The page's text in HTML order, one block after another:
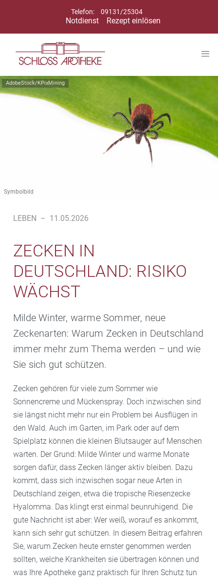
Telefon: 09131/25304
Notdienst Rezept einlösen
AdobeStock/KPixMining
Symbolbild
LEBEN – 11.05.2026
ZECKEN IN
DEUTSCHLAND: RISIKO
WÄCHST
Milde Winter, warme Sommer, neue
Zeckenarten: Warum Zecken in Deutschland
immer mehr zum Thema werden – und wie
Sie sich gut schützen.
Zecken gehören für viele zum Sommer wie
Sonnencreme und Mückenspray. Doch inzwischen sind
sie längst nicht mehr nur ein Problem bei Ausflügen in
den Wald. Auch im Garten, im Park oder auf dem
Spielplatz können die kleinen Blutsauger auf Menschen
warten. Der Grund: Milde Winter und warme Monate
sorgen dafür, dass Zecken länger aktiv bleiben. Dazu
kommt, dass sich inzwischen sogar neue Arten in
Deutschland zeigen, etwa die tropische Riesenzecke
Hyalomma. Das klingt erst einmal beunruhigend. Die
gute Nachricht ist aber: Wer weiß, worauf es ankommt,
kann sich sehr gut schützen. In diesem Beitrag erfahren
Sie, warum Zecken heute ernster genommen werden
sollten, welche Krankheiten sie übertragen können und
was Ihre Apotheke ganz praktisch für Ihren Schutz tun